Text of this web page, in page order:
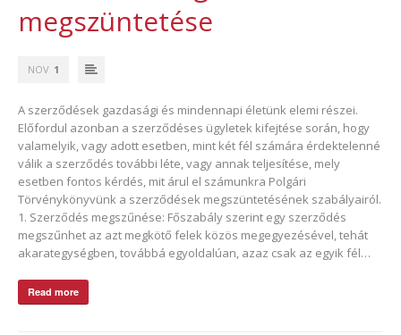
megszüntetése
NOV 1
A szerződések gazdasági és mindennapi életünk elemi részei.
Előfordul azonban a szerződéses ügyletek kifejtése során, hogy
valamelyik, vagy adott esetben, mint két fél számára érdektelenné
válik a szerződés további léte, vagy annak teljesítése, mely
esetben fontos kérdés, mit árul el számunkra Polgári
Törvénykönyvünk a szerződések megszüntetésének szabályairól.
1. Szerződés megszűnése: Főszabály szerint egy szerződés
megszűnhet az azt megkötő felek közös megegyezésével, tehát
akarategységben, továbbá egyoldalúan, azaz csak az egyik fél…
Read more